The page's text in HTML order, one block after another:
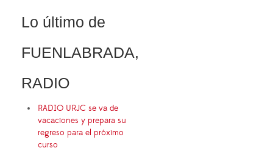
Lo último de
FUENLABRADA,
RADIO
RADIO URJC se va de
vacaciones y prepara su
regreso para el próximo
curso